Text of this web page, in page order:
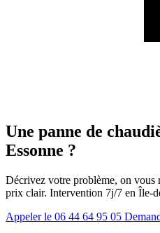
Une panne de
Essonne ?
Décrivez votre problème, on vous
prix clair. Intervention 7j/7 en Île-
Appeler le 06 44 64 95 05